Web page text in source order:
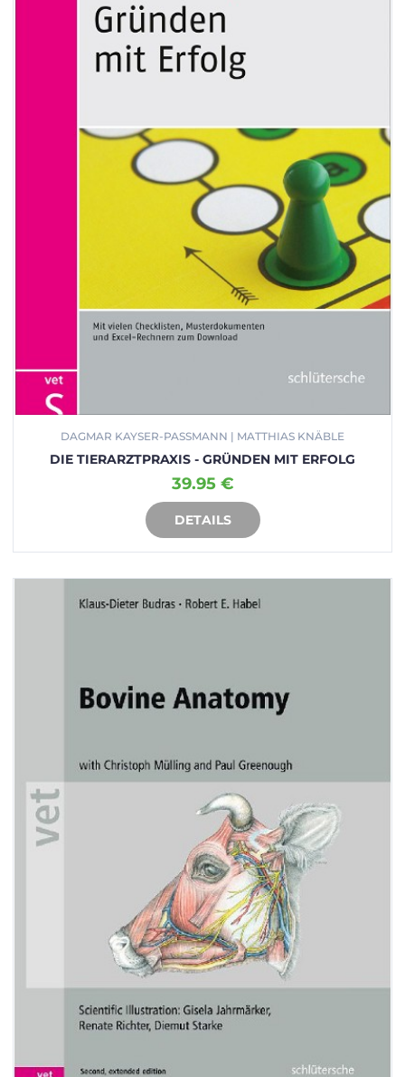
DAGMAR KAYSER-PASSMANN | MATTHIAS KNÄBLE
DIE TIERARZTPRAXIS - GRÜNDEN MIT ERFOLG
39.95 €
DETAILS
IN DEN WARENKORB